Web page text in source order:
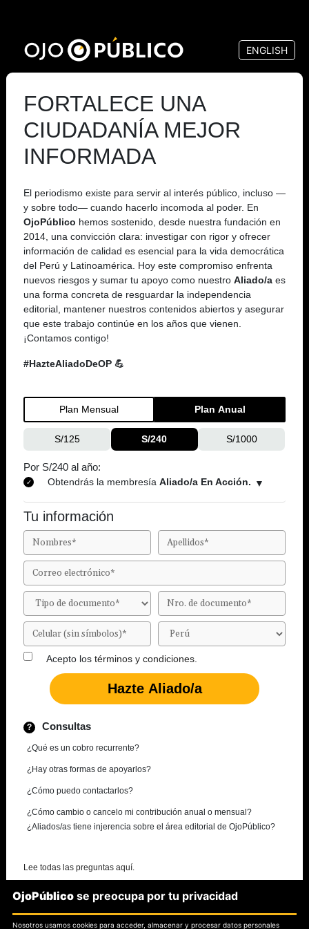
contenido
principal
ENGLISH
FORTALECE UNA
CIUDADANÍA MEJOR
INFORMADA
El periodismo existe para servir al interés público, incluso —
y sobre todo— cuando hacerlo incomoda al poder. En
OjoPúblico hemos sostenido, desde nuestra fundación en
2014, una convicción clara: investigar con rigor y ofrecer
información de calidad es esencial para la vida democrática
del Perú y Latinoamérica. Hoy este compromiso enfrenta
nuevos riesgos y sumar tu apoyo como nuestro Aliado/a es
una forma concreta de resguardar la independencia
editorial, mantener nuestros contenidos abiertos y asegurar
que este trabajo continúe en los años que vienen.
¡Contamos contigo!
#HazteAliadoDeOP 💪
Plan Mensual Plan Anual
S/125 S/240 S/1000
Por S/240 al año:
Obtendrás la membresía Aliado/a En Acción.
Tu información
Acepto los términos y condiciones.
Consultas
¿Qué es un cobro recurrente?
¿Hay otras formas de apoyarlos?
¿Cómo puedo contactarlos?
¿Cómo cambio o cancelo mi contribución anual o mensual?
¿Aliados/as tiene injerencia sobre el área editorial de OjoPúblico?
Lee todas las preguntas aquí.
¿Necesitas más información?
OjoPúblico se preocupa por tu privacidad
Nosotros usamos cookies para acceder, almacenar y procesar datos personales